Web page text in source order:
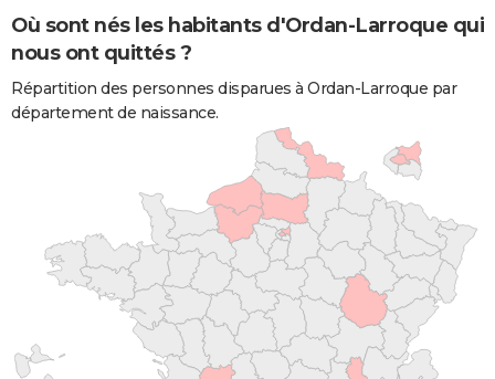
Où sont nés les habitants d'Ordan-Larroque qui
nous ont quittés ?
Répartition des personnes disparues à Ordan-Larroque par
département de naissance.